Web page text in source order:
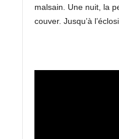
malsain. Une nuit, la
couver. Jusqu’à